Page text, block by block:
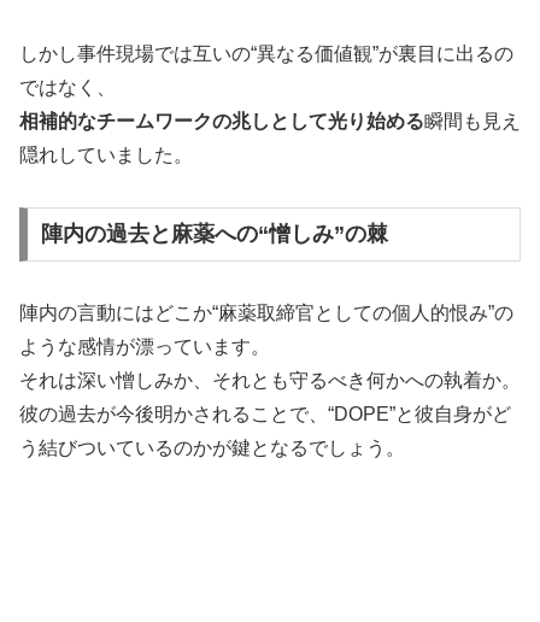
しかし事件現場では互いの“異なる価値観”が裏目に出るの
ではなく、
相補的なチームワークの兆しとして光り始める瞬間も見え
隠れしていました。
陣内の過去と麻薬への“憎しみ”の棘
陣内の言動にはどこか“麻薬取締官としての個人的恨み”の
ような感情が漂っています。
それは深い憎しみか、それとも守るべき何かへの執着か。
彼の過去が今後明かされることで、“DOPE”と彼自身がど
う結びついているのかが鍵となるでしょう。